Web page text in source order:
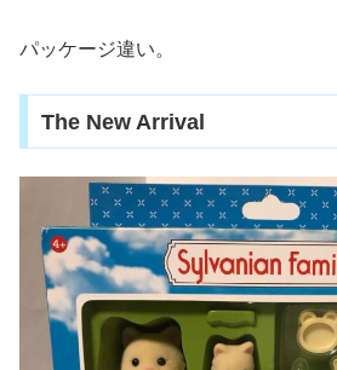
パッケージ違い。
The New Arrival